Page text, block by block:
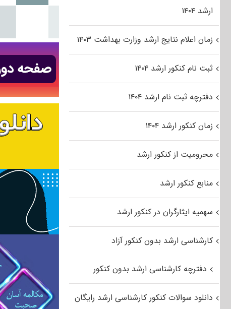
ارشد ۱۴۰۴
زمان اعلام نتایج ارشد وزارت بهداشت ۱۴۰۳
ثبت نام کنکور ارشد ۱۴۰۴
دفترچه ثبت نام ارشد ۱۴۰۴
زمان کنکور ارشد ۱۴۰۴
محرومیت از کنکور ارشد
منابع کنکور ارشد
سهمیه ایثارگران در کنکور ارشد
کارشناسی ارشد بدون کنکور آزاد
دفترچه کارشناسی ارشد بدون کنکور
دانلود سوالات کنکور کارشناسی ارشد رایگان